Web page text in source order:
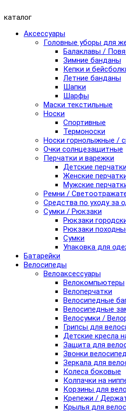
каталог
Аксессуары
Головные уборы для
Балаклавы /
Зимние банданы
Кепки и
Летние банданы
Шапки
Шарфы
Маски текстильные
Носки
Спортивные
Термоноски
Носки горнолыжные /
Очки солнцезащитные
Перчатки и варежки
Детские
Женские
Мужские
Ремни /
Средства по уходу за
Сумки / Рюкзаки
Рюкзаки
Рюкзаки
Сумки
Упаковка для
Батарейки
Велосипеды
Велоаксессуары
Велокомпьютеры
Велоперчатки
Велосипедные
Велосипедные
Велосумки /
Грипсы для
Детские кресла
Защита для
Звонки
Зеркала для
Колеса боковые
Колпачки на
Корзины для
Крепежи /
Крылья для